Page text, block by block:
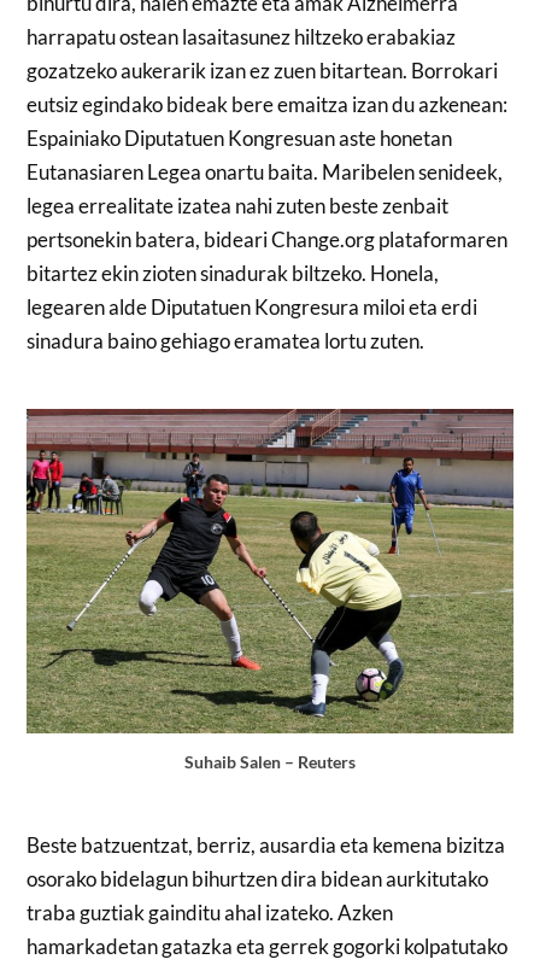
harrapatu ostean lasaitasunez hiltzeko erabakiaz
gozatzeko aukerarik izan ez zuen bitartean. Borrokari
eutsiz egindako bideak bere emaitza izan du azkenean:
Espainiako Diputatuen Kongresuan aste honetan
Eutanasiaren Legea onartu baita. Maribelen senideek,
legea errealitate izatea nahi zuten beste zenbait
pertsonekin batera, bideari Change.org plataformaren
bitartez ekin zioten sinadurak biltzeko. Honela,
legearen alde Diputatuen Kongresura miloi eta erdi
sinadura baino gehiago eramatea lortu zuten.
Suhaib Salen – Reuters
Beste batzuentzat, berriz, ausardia eta kemena bizitza
osorako bidelagun bihurtzen dira bidean aurkitutako
traba guztiak gainditu ahal izateko. Azken
hamarkadetan gatazka eta gerrek gogorki kolpatutako